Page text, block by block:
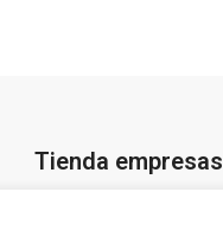
Tienda empresas